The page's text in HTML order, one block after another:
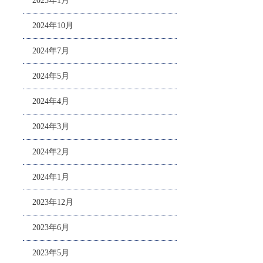
2024年10月
2024年7月
2024年5月
2024年4月
2024年3月
2024年2月
2024年1月
2023年12月
2023年6月
2023年5月